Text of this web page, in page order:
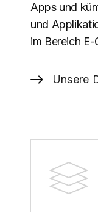
Apps und
und
im Bereich
Unsere